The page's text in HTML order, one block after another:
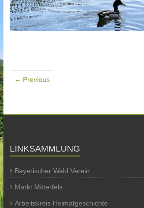
← Previous
LINKSAMMLUNG
Bayerischer Wald Verein
Markt Mitterfels
Arbeitskreis Heimatgeschichte